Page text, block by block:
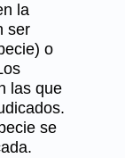
la
ser
o
las que
se